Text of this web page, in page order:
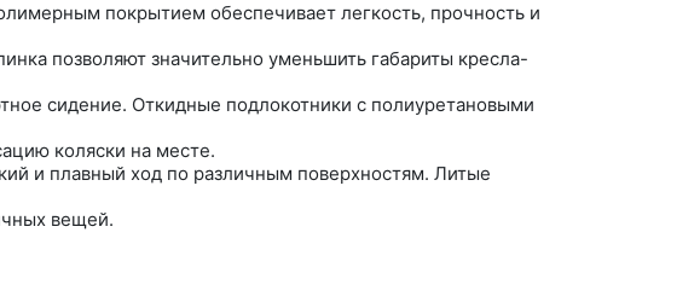
покрытием обеспечивает легкость, прочность и
позволяют значительно уменьшить габариты кресла-
сидение. Откидные подлокотники с полиуретановыми
коляски на месте.
и плавный ход по различным поверхностям. Литые
вещей.